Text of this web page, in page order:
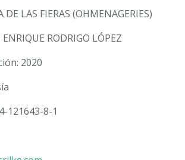
DE LAS FIERAS (OHMENAGERIES)
ENRIQUE RODRIGO LÓPEZ
2020
121643-8-1